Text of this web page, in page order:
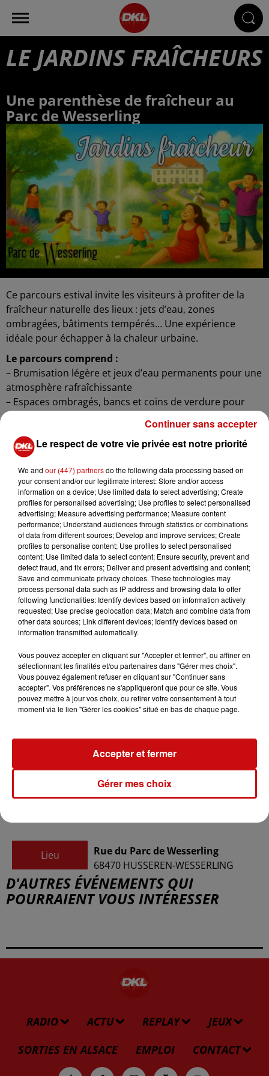
LE JARDINS FRAÎCHEURS
Une parenthèse de fraîcheur au
Parc de Wesserling
Ce parcours estival invite les visiteurs à profiter de la
fraîcheur naturelle des lieux : jets d’eau, zones
ombragées, bâtiments tempérés… Une expérience
idéale pour échapper à la chaleur urbaine.
Le parcours comprend :
– Brumisation légère et jeux d’eau permanents pour une
atmosphère rafraîchissante
– Espaces ombragés, bancs et coins de verdure pour
des pauses détente
– Glaces artisanales et boissons fraîches proposées au
Resto du Potager
– Le Château : ses murs épais conservent naturellement
la fraîcheur
– La Grande Chaufferie : un bâtiment industriel qui reste
frais même en pleine journée
Ajouter à votre calendrier
Date
du20 juin 2025 à 10h00
au1er octobre 2025 à 18h00
Tarif Gratuit
Organisateur
Parc de Wesserling
03 89 38 28 08
info@parc-wesserling.fr
Lieu
Rue du Parc de Wesserling
68470 HUSSEREN-WESSERLING
D'AUTRES ÉVÉNEMENTS QUI
POURRAIENT VOUS INTÉRESSER
RADIO ACTU REPLAY
JEUX
SORTIES EN ALSACE
EMPLOI CONTACT
Le respect de votre vie privée est notre priorité
We and our (447) partnersdo the following data processing based on
your consent and/or our legitimate interest: Store and/or access
information on a device; Use limited data to select advertising; Create
profiles for personalised advertising; Use profiles to select personalised
advertising; Measure advertising performance; Measure content
performance; Understand audiences through statistics or combinations
of data from different sources; Develop and improve services; Create
profiles to personalise content; Use profiles to select personalised
content; Use limited data to select content; Ensure security, prevent and
detect fraud, and fix errors; Deliver and present advertising and content;
Save and communicate privacy choices. These technologies may
process personal data such as IP address and browsing data to offer
following functionalities: Identify devices based on information actively
requested; Use precise geolocation data; Match and combine data from
other data sources; Link different devices; Identify devices based on
information transmitted automatically.
Vous pouvez accepter en cliquant sur "Accepter et fermer", ou affiner en
sélectionnant les finalités et/ou partenaires dans "Gérer mes choix".
Vous pouvez également refuser en cliquant sur "Continuer sans
accepter". Vos préférences ne s'appliqueront que pour ce site. Vous
pouvez mettre à jour vos choix, ou retirer votre consentement à tout
moment via le lien "Gérer les cookies" situé en bas de chaque page.
Gérer mes choix
Accepter et fermer
Continuer sans accepter